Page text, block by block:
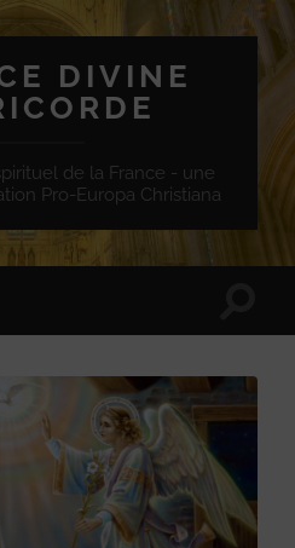
DIVINE
de la France - une
Pro-Europa Christiana